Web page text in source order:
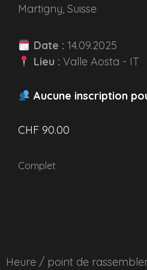
Martigny, Suisse
Date : 14.09.2025
Lieu : Valle Aosta - IT
Aucune inscription
CHF 90.00
Complet
Heure / point de